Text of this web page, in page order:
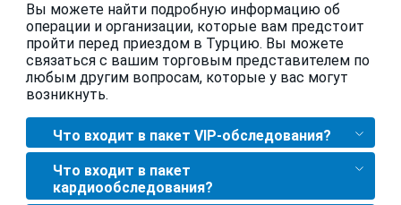
Вы можете найти подробную информацию об
операции и организации, которые вам предстоит
пройти перед приездом в Турцию. Вы можете
связаться с вашим торговым представителем по
любым другим вопросам, которые у вас могут
возникнуть.
Что входит в пакет VIP-обследования?
Что входит в пакет
кардиообследования?